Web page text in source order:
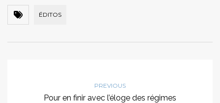
ÉDITOS
PREVIOUS
Pour en finir avec l’éloge des régimes